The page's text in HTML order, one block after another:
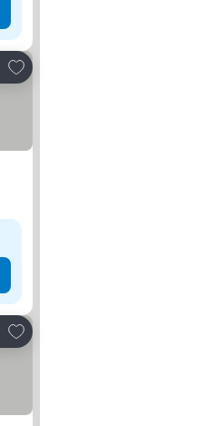
Lisää suosikkeihin
Lisää suosikkeihin